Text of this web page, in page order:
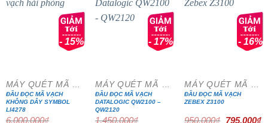
- 15%
ĐẦU ĐỌC MÃ VẠCH
KHÔNG DÂY SYMBOL
LI4278
6,000,000₫
- 17%
ĐẦU ĐỌC MÃ VẠCH
DATALOGIC QW2100 –
QW2120
1,450,000₫
- 16%
ĐẦU ĐỌC MÃ VẠCH
ZEBEX Z3100
950,000₫
Giá
795,000₫